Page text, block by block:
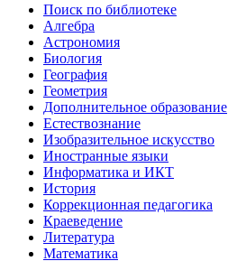
Поиск по библиотеке
Алгебра
Астрономия
Биология
География
Геометрия
Дополнительное образование
Естествознание
Изобразительное искусство
Иностранные языки
Информатика и ИКТ
История
Коррекционная педагогика
Краеведение
Литература
Математика